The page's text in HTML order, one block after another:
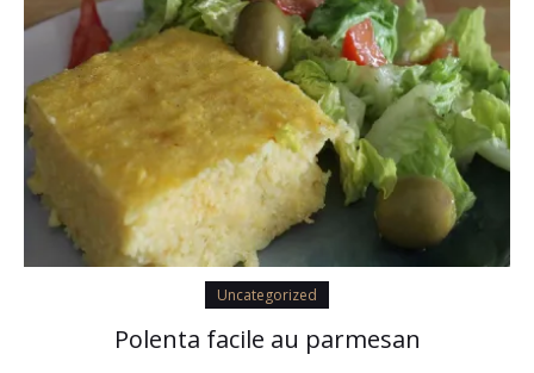
Uncategorized
Polenta facile au parmesan